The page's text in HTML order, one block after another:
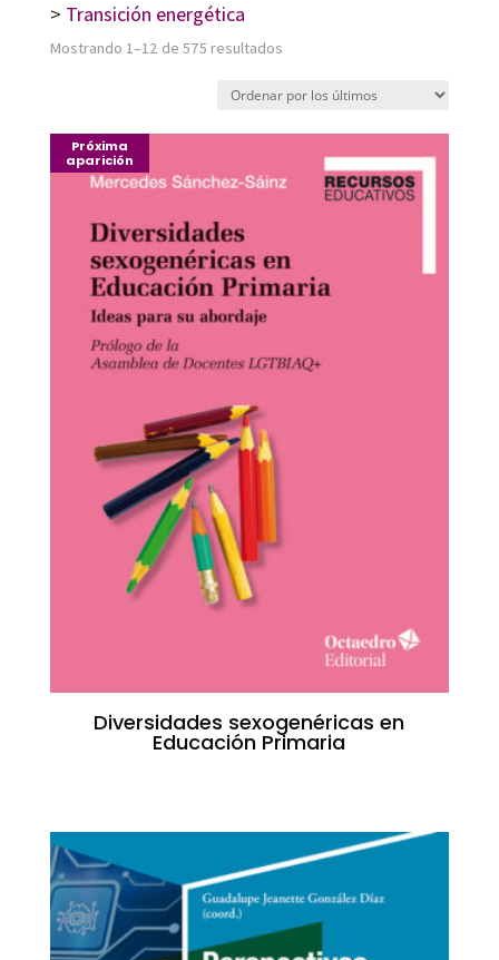
> Transición energética
Mostrando 1–12 de 575 resultadosOrdenado
Próxima
aparición
Diversidades sexogenéricas en
Educación Primaria